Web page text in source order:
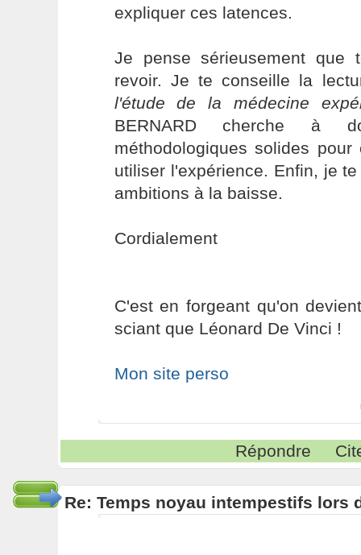
expliquer ces latences.
Je pense sérieusement que
revoir. Je te conseille la
l'étude de la médecine
BERNARD cherche à
méthodologiques solides
utiliser l'expérience. Enfin, je
ambitions à la baisse.
Cordialement
C'est en forgeant qu'on
sciant que Léonard De Vinci !
Mon site perso
Répondre
Re: Temps noyau intempestifs lors